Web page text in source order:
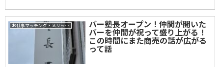
お仕事マッチング・メリット事例 バー塾長オープン！仲間が開いた
バーを仲間が祝って盛り上がる！
この時間にまた商売の話が広がる
って話